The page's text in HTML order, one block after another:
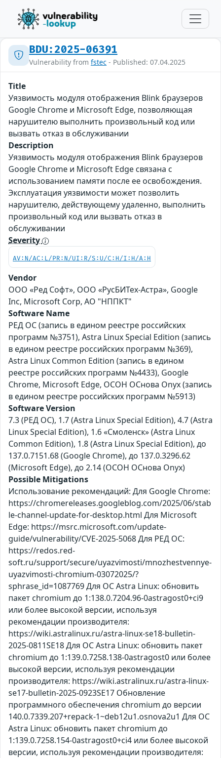
BDU:2025-06391
Vulnerability from fstec - Published: 07.04.2025
Title
Уязвимость модуля отображения Blink браузеров
Google Chrome и Microsoft Edge, позволяющая
нарушителю выполнить произвольный код или
вызвать отказ в обслуживании
Description
Уязвимость модуля отображения Blink браузеров
Google Chrome и Microsoft Edge связана с
использованием памяти после ее освобождения.
Эксплуатация уязвимости может позволить
нарушителю, действующему удаленно, выполнить
произвольный код или вызвать отказ в
обслуживании
Severity
AV:N/AC:L/PR:N/UI:R/S:U/C:H/I:H/A:H
Vendor
ООО «Ред Софт», ООО «РусБИТех-Астра», Google
Inc, Microsoft Corp, АО "НППКТ"
Software Name
РЕД ОС (запись в едином реестре российских
программ №3751), Astra Linux Special Edition (запись
в едином реестре российских программ №369),
Astra Linux Common Edition (запись в едином
реестре российских программ №4433), Google
Chrome, Microsoft Edge, ОСОН ОСнова Оnyx (запись
в едином реестре российских программ №5913)
Software Version
7.3 (РЕД ОС), 1.7 (Astra Linux Special Edition), 4.7 (Astra
Linux Special Edition), 1.6 «Смоленск» (Astra Linux
Common Edition), 1.8 (Astra Linux Special Edition), до
137.0.7151.68 (Google Chrome), до 137.0.3296.62
(Microsoft Edge), до 2.14 (ОСОН ОСнова Оnyx)
Possible Mitigations
Использование рекомендаций: Для Google Chrome:
https://chromereleases.googleblog.com/2025/06/stab
le-channel-update-for-desktop.html Для Microsoft
Edge: https://msrc.microsoft.com/update-
guide/vulnerability/CVE-2025-5068 Для РЕД ОС:
https://redos.red-
soft.ru/support/secure/uyazvimosti/mnozhestvennye-
uyazvimosti-chromium-03072025/?
sphrase_id=1087769 Для ОС Astra Linux: обновить
пакет chromium до 1:138.0.7204.96-0astragost0+ci9
или более высокой версии, используя
рекомендации производителя:
https://wiki.astralinux.ru/astra-linux-se18-bulletin-
2025-0811SE18 Для ОС Astra Linux: обновить пакет
chromium до 1:139.0.7258.138-0astragost0 или более
высокой версии, используя рекомендации
производителя: https://wiki.astralinux.ru/astra-linux-
se17-bulletin-2025-0923SE17 Обновление
программного обеспечения chromium до версии
140.0.7339.207+repack-1~deb12u1.osnova2u1 Для ОС
Astra Linux: обновить пакет chromium до
1:139.0.7258.154-0astragost0+ci4 или более высокой
версии, используя рекомендации производителя: